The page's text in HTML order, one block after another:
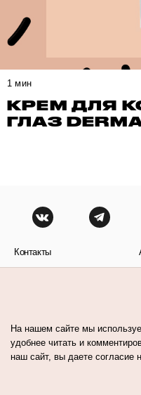
1 мин
КРЕМ ДЛЯ
ГЛАЗ
Контакты
На нашем сайте мы
удобнее читать и
наш сайт, вы даете согласие